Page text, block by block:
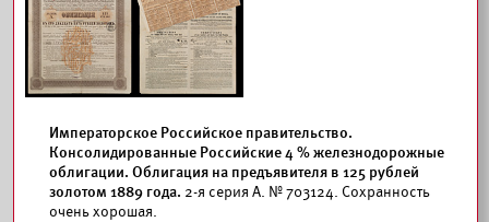
Императорское Российское правительство.
Консолидированные Российские 4 % железнодорожные
облигации. Облигация на предъявителя в 125 рублей
золотом 1889 года. 2-я серия А. № 703124. Сохранность
очень хорошая.